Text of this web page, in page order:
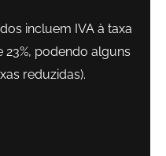
incluem IVA à taxa
podendo alguns
reduzidas).